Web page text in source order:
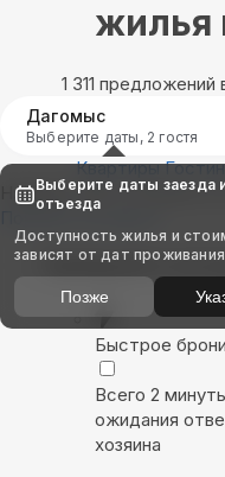
жилья
1 311
Дагомыс
Выберите даты, 2 гостя
Квартиры
Найдём, где
Показать на карте
Выбирайте
Быстрое
Всего 2
ожидания
хозяина
Выберите даты заезда
отъезда
Доступность жилья и
зависят от дат проживания
Позже